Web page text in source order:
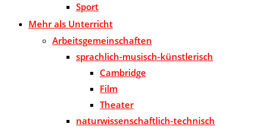
Sport
Mehr als Unterricht
Arbeitsgemeinschaften
sprachlich-musisch-künstlerisch
Cambridge
Film
Theater
naturwissenschaftlich-technisch